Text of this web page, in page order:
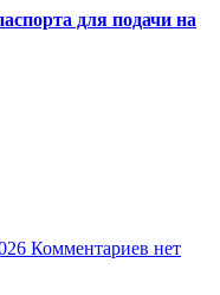
для подачи на
Комментариев нет